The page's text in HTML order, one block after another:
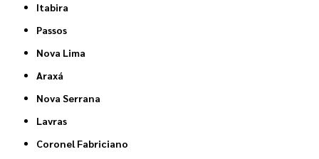
Itabira
Passos
Nova Lima
Araxá
Nova Serrana
Lavras
Coronel Fabriciano